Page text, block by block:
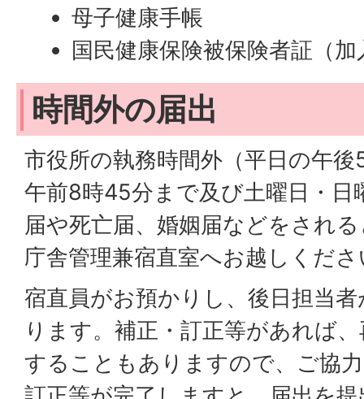
母子健康手帳
国民健康保険被保険者証（
時間外の届出
市役所の執務時間外（平日の午
午前8時45分まで及び土曜日・日
届や死亡届、婚姻届などをされ
庁舎管理兼宿直室へお越しくだ
宿直員がお預かりし、後日担当
ります。補正・訂正等があれば
することもありますので、ご協